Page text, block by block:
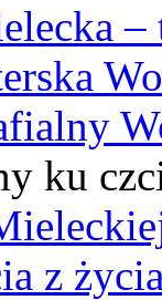
ku
z